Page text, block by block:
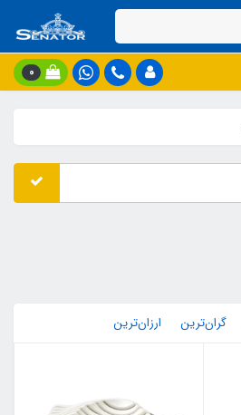
0
گران‌ترین ارزان‌ترین